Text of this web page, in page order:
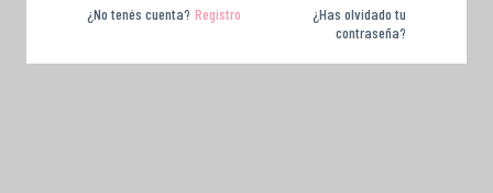
¿No tenés cuenta? Registro
¿Has olvidado tu
contraseña?